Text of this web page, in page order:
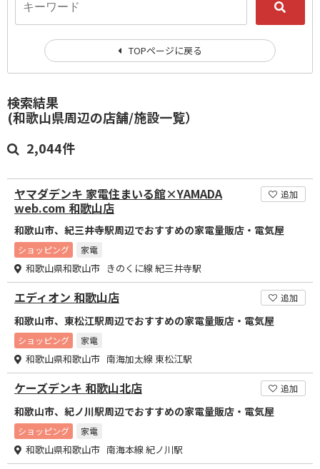
検索結果
(和歌山県周辺の店舗/施設一覧）
2,044件
ヤマダデンキ 家電住まいる館×YAMADA
web.com 和歌山店
追加
和歌山市、紀三井寺駅周辺でおすすめの家電量販店・電気屋
ショッピング 家電
和歌山県和歌山市 きのくに線 紀三井寺駅
エディオン 和歌山店 追加
和歌山市、東松江駅周辺でおすすめの家電量販店・電気屋
ショッピング 家電
和歌山県和歌山市 南海加太線 東松江駅
ケーズデンキ 和歌山北店 追加
和歌山市、紀ノ川駅周辺でおすすめの家電量販店・電気屋
ショッピング 家電
和歌山県和歌山市 南海本線 紀ノ川駅
TOPページに戻る